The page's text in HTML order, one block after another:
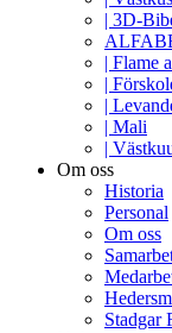
| 3D-
| Flame
|
|
| Mali
|
Om oss
Historia
Personal
Om oss
Stadgar